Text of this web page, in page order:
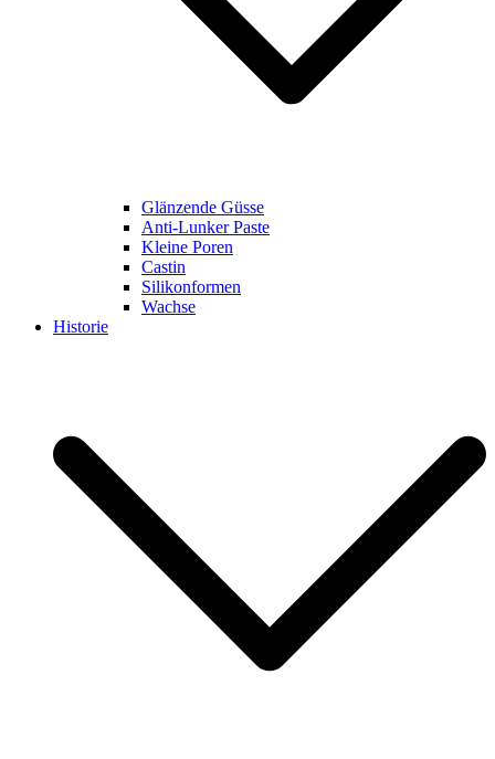
Glänzende Güsse
Anti-Lunker Paste
Kleine Poren
Castin
Silikonformen
Wachse
Historie